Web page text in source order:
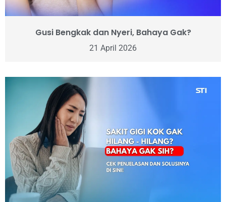
Gusi Bengkak dan Nyeri, Bahaya Gak?
21 April 2026